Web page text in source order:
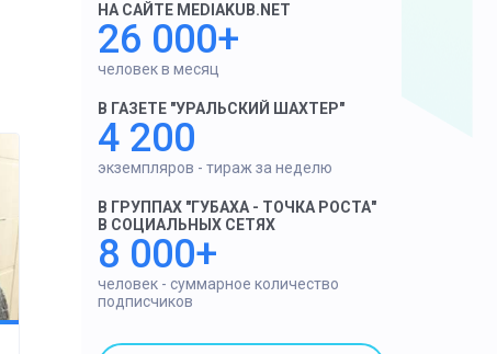
НА САЙТЕ MEDIAKUB.NET
26 000+
человек в месяц
В ГАЗЕТЕ "УРАЛЬСКИЙ ШАХТЕР"
4 200
экземпляров - тираж за неделю
В ГРУППАХ "ГУБАХА - ТОЧКА РОСТА"
В СОЦИАЛЬНЫХ СЕТЯХ
8 000+
человек - суммарное количество
подписчиков